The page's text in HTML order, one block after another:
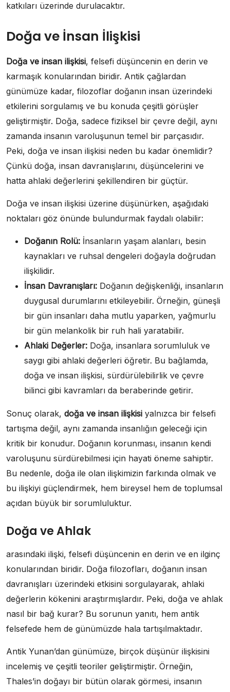
katkıları üzerinde durulacaktır.
Doğa ve İnsan İlişkisi
Doğa ve insan ilişkisi, felsefi düşüncenin en derin ve
karmaşık konularından biridir. Antik çağlardan
günümüze kadar, filozoflar doğanın insan üzerindeki
etkilerini sorgulamış ve bu konuda çeşitli görüşler
geliştirmiştir. Doğa, sadece fiziksel bir çevre değil, aynı
zamanda insanın varoluşunun temel bir parçasıdır.
Peki, doğa ve insan ilişkisi neden bu kadar önemlidir?
Çünkü doğa, insan davranışlarını, düşüncelerini ve
hatta ahlaki değerlerini şekillendiren bir güçtür.
Doğa ve insan ilişkisi üzerine düşünürken, aşağıdaki
noktaları göz önünde bulundurmak faydalı olabilir:
Doğanın Rolü: İnsanların yaşam alanları, besin
kaynakları ve ruhsal dengeleri doğayla doğrudan
ilişkilidir.
İnsan Davranışları: Doğanın değişkenliği, insanların
duygusal durumlarını etkileyebilir. Örneğin, güneşli
bir gün insanları daha mutlu yaparken, yağmurlu
bir gün melankolik bir ruh hali yaratabilir.
Ahlaki Değerler: Doğa, insanlara sorumluluk ve
saygı gibi ahlaki değerleri öğretir. Bu bağlamda,
doğa ve insan ilişkisi, sürdürülebilirlik ve çevre
bilinci gibi kavramları da beraberinde getirir.
Sonuç olarak, doğa ve insan ilişkisi yalnızca bir felsefi
tartışma değil, aynı zamanda insanlığın geleceği için
kritik bir konudur. Doğanın korunması, insanın kendi
varoluşunu sürdürebilmesi için hayati öneme sahiptir.
Bu nedenle, doğa ile olan ilişkimizin farkında olmak ve
bu ilişkiyi güçlendirmek, hem bireysel hem de toplumsal
açıdan büyük bir sorumluluktur.
Doğa ve Ahlak
arasındaki ilişki, felsefi düşüncenin en derin ve en ilginç
konularından biridir. Doğa filozofları, doğanın insan
davranışları üzerindeki etkisini sorgulayarak, ahlaki
değerlerin kökenini araştırmışlardır. Peki, doğa ve ahlak
nasıl bir bağ kurar? Bu sorunun yanıtı, hem antik
felsefede hem de günümüzde hala tartışılmaktadır.
Antik Yunan’dan günümüze, birçok düşünür ilişkisini
incelemiş ve çeşitli teoriler geliştirmiştir. Örneğin,
Thales’in doğayı bir bütün olarak görmesi, insanın